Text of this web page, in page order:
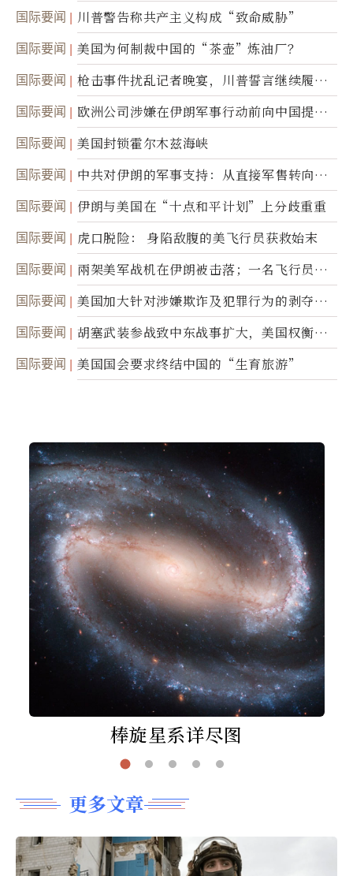
国际要闻 川普警告称共产主义构成“致命威胁”
国际要闻 美国为何制裁中国的“茶壶”炼油厂？
国际要闻
枪击事件扰乱记者晚宴，川普誓言继续履行
职责
国际要闻
欧洲公司涉嫌在伊朗军事行动前向中国提供
美军基地的卫星图像
国际要闻 美国封锁霍尔木兹海峡
国际要闻
中共对伊朗的军事支持：从直接军售转向间
接技术转让
国际要闻 伊朗与美国在“十点和平计划”上分歧重重
国际要闻 虎口脱险： 身陷敌腹的美飞行员获救始末
国际要闻
兩架美军战机在伊朗被击落；一名飞行员失
踪
国际要闻
美国加大针对涉嫌欺诈及犯罪行为的剥夺公
民权力度
国际要闻
胡塞武装参战致中东战事扩大，美国权衡地
面入侵的可能性
国际要闻 美国国会要求终结中国的“生育旅游”
棒旋星系详尽图
更多文章